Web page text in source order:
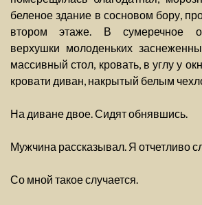
беленое здание в сосновом бору,
втором этаже. В сумеречное
верхушки молоденьких
массивный стол, кровать, в углу у
кровати диван, накрытый белым
На диване двое. Сидят обнявшись.
Мужчина рассказывал. Я отчетливо
Со мной такое случается.